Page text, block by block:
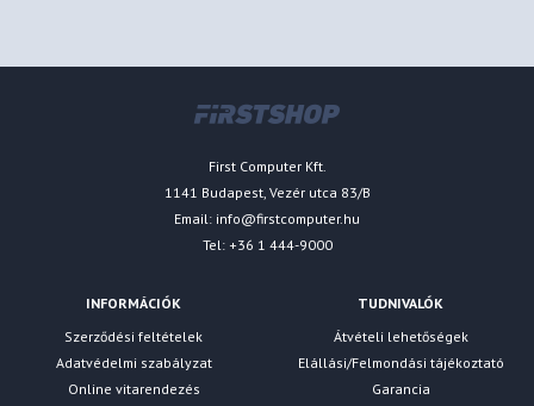
First Computer Kft.
1141 Budapest, Vezér utca 83/B
Email: info@firstcomputer.hu
Tel: +36 1 444-9000
INFORMÁCIÓK
Szerződési feltételek
Adatvédelmi szabályzat
Online vitarendezés
TUDNIVALÓK
Átvételi lehetőségek
Elállási/Felmondási tájékoztató
Garancia